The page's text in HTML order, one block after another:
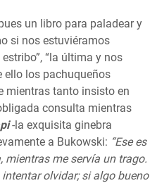
un libro para paladear y
si nos estuviéramos
“la última y nos
ello los pachuqueños
mientras tanto insisto en
consulta mientras
-la exquisita ginebra
a Bukowski: “Ese es
mientras me servía un trago.
olvidar; si algo bueno